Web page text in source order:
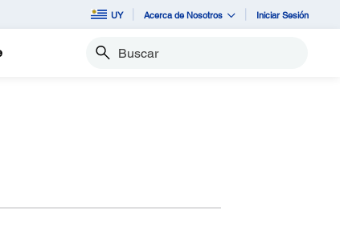
UY Acerca de Nosotros Iniciar Sesión
Buscar